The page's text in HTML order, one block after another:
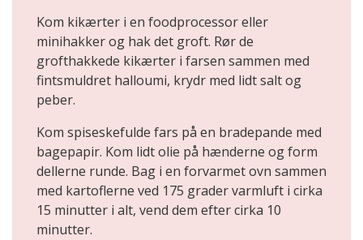
Kom kikærter i en foodprocessor eller
minihakker og hak det groft. Rør de
grofthakkede kikærter i farsen sammen med
fintsmuldret halloumi, krydr med lidt salt og
peber.
Kom spiseskefulde fars på en bradepande med
bagepapir. Kom lidt olie på hænderne og form
dellerne runde. Bag i en forvarmet ovn sammen
med kartoflerne ved 175 grader varmluft i cirka
15 minutter i alt, vend dem efter cirka 10
minutter.